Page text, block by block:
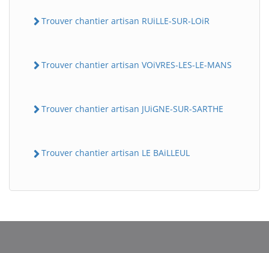
Trouver chantier artisan RUiLLE-SUR-LOiR
Trouver chantier artisan VOiVRES-LES-LE-MANS
Trouver chantier artisan JUiGNE-SUR-SARTHE
Trouver chantier artisan LE BAiLLEUL
BatiWebPro